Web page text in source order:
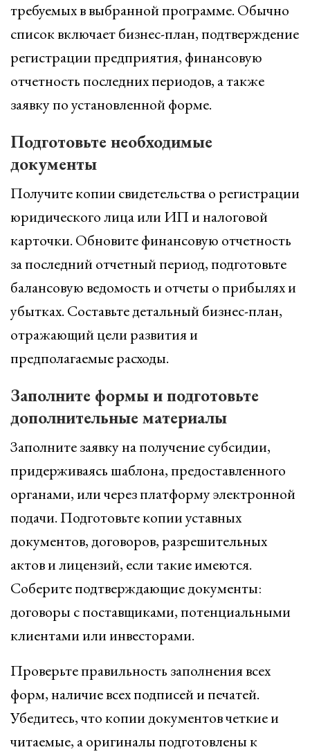
требуемых в выбранной программе. Обычно
список включает бизнес-план, подтверждение
регистрации предприятия, финансовую
отчетность последних периодов, а также
заявку по установленной форме.
Подготовьте необходимые
документы
Получите копии свидетельства о регистрации
юридического лица или ИП и налоговой
карточки. Обновите финансовую отчетность
за последний отчетный период, подготовьте
балансовую ведомость и отчеты о прибылях и
убытках. Составьте детальный бизнес-план,
отражающий цели развития и
предполагаемые расходы.
Заполните формы и подготовьте
дополнительные материалы
Заполните заявку на получение субсидии,
придерживаясь шаблона, предоставленного
органами, или через платформу электронной
подачи. Подготовьте копии уставных
документов, договоров, разрешительных
актов и лицензий, если такие имеются.
Соберите подтверждающие документы:
договоры с поставщиками, потенциальными
клиентами или инвесторами.
Проверьте правильность заполнения всех
форм, наличие всех подписей и печатей.
Убедитесь, что копии документов четкие и
читаемые, а оригиналы подготовлены к